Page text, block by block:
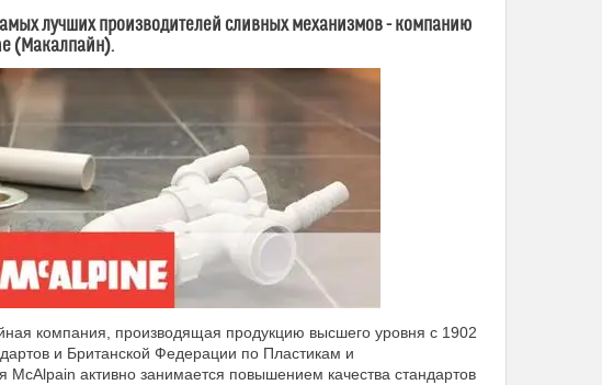
лучших производителей сливных механизмов -компанию
(Макалпайн).
компания, производящая продукцию высшего уровня с 1902
и Британской Федерации по Пластикам и
активно занимается повышением качества стандартов